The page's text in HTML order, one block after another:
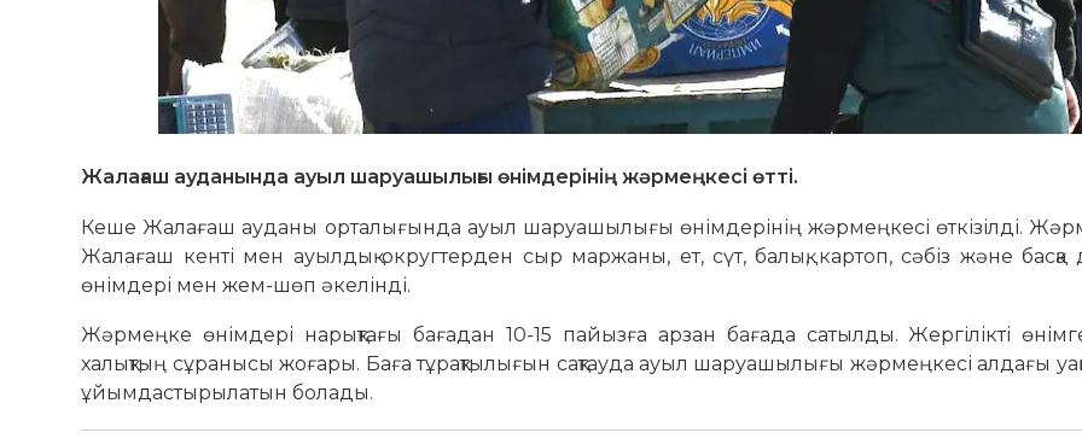
Жалағаш ауданында ауыл шаруашылығы өнімдерінің жәрмеңкесі өтті.
Кеше Жалағаш ауданы орталығында ауыл шаруашылығы өнімдерінің жәрмеңкесі өткізілді.
Жалағаш кенті мен ауылдық округтерден сыр маржаны, ет, сүт, балық, картоп, сәбіз және басқа
өнімдері мен жем-шөп әкелінді.
Жәрмеңке өнімдері нарықтағы бағадан 10-15 пайызға арзан бағада сатылды. Жергілікті
халықтың сұранысы жоғары. Баға тұрақтылығын сақтауда ауыл шаруашылығы жәрмеңкесі алдағы
ұйымдастырылатын болады.